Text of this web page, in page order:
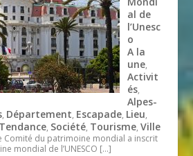
al de
l’Unesc
o
A la
une,
Activit
és,
Alpes-
, Département, Escapade, Lieu,
, Société, Tourisme,Ville
Comité du patrimoine mondial a inscrit
mondial de l’UNESCO […]